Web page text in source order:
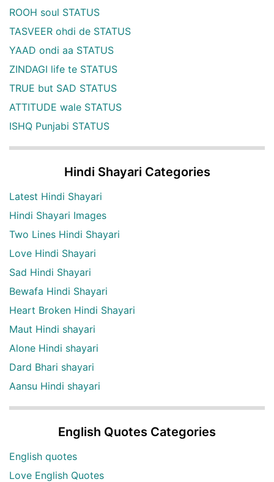
ROOH soul STATUS
TASVEER ohdi de STATUS
YAAD ondi aa STATUS
ZINDAGI life te STATUS
TRUE but SAD STATUS
ATTITUDE wale STATUS
ISHQ Punjabi STATUS
Hindi Shayari Categories
Latest Hindi Shayari
Hindi Shayari Images
Two Lines Hindi Shayari
Love Hindi Shayari
Sad Hindi Shayari
Bewafa Hindi Shayari
Heart Broken Hindi Shayari
Maut Hindi shayari
Alone Hindi shayari
Dard Bhari shayari
Aansu Hindi shayari
English Quotes Categories
English quotes
Love English Quotes